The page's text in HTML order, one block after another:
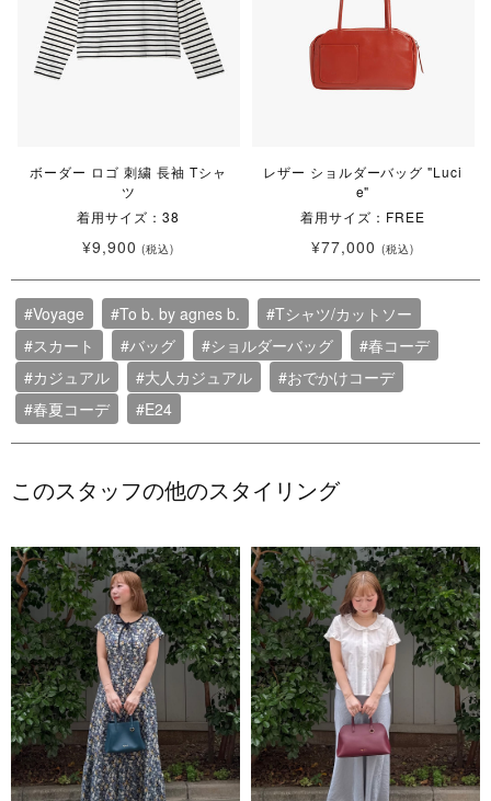
ボーダー ロゴ 刺繍 長袖 Tシャ
ツ
着用サイズ：38
¥9,900(税込)
レザー ショルダーバッグ "Luci
e"
着用サイズ：FREE
¥77,000 (税込)
#Voyage #To b. by agnes b.
#Tシャツ/カットソー
#スカート
#バッグ #ショルダーバッグ
#春コーデ
#カジュアル
#大人カジュアル
#おでかけコーデ
#春夏コーデ
#E24
このスタッフの他のスタイリング